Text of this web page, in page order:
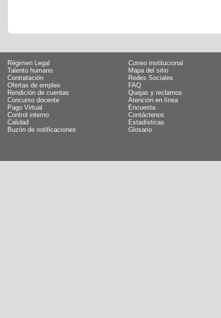
Régimen Legal
Talento humano
Contratación
Ofertas de empleo
Rendición de cuentas
Concurso docente
Pago Virtual
Control interno
Calidad
Buzón de notificaciones
Correo institucional
Mapa del sitio
Redes Sociales
FAQ
Quejas y reclamos
Atención en línea
Encuesta
Contáctenos
Estadísticas
Glosario